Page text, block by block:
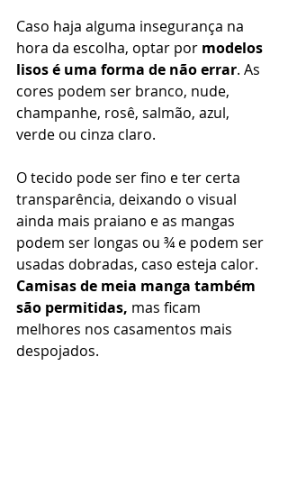
Caso haja alguma insegurança na
hora da escolha, optar por modelos
lisos é uma forma de não errar. As
cores podem ser branco, nude,
champanhe, rosê, salmão, azul,
verde ou cinza claro.
O tecido pode ser fino e ter certa
transparência, deixando o visual
ainda mais praiano e as mangas
podem ser longas ou ¾ e podem ser
usadas dobradas, caso esteja calor.
Camisas de meia manga também
são permitidas, mas ficam
melhores nos casamentos mais
despojados.